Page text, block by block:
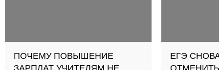
ПОЧЕМУ ПОВЫШЕНИЕ
ЗАРПЛАТ УЧИТЕЛЯМ НЕ
ЕГЭ